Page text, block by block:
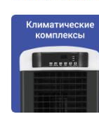
и
я
п
о
к
о